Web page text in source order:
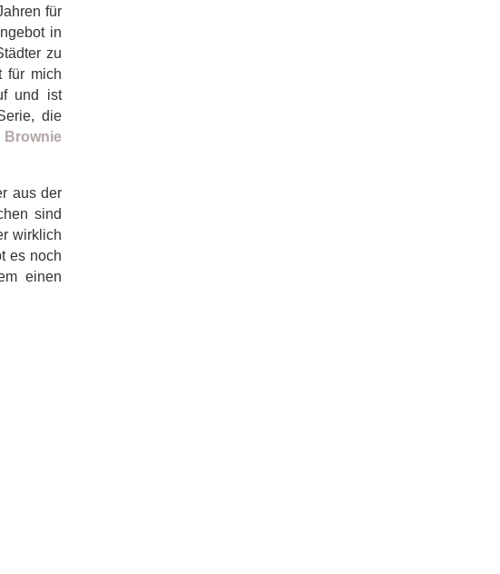
für
in
zu
für mich
und ist
die
Brownie
aus der
sind
wirklich
es noch
einen